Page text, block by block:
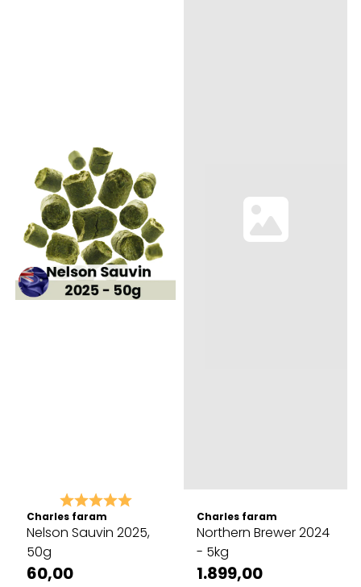
Karakter: 5.0 av 5 mulige
Charles faram
Nelson Sauvin 2025,
50g
60,00
Charles faram
Northern Brewer 2024
- 5kg
1.899,00